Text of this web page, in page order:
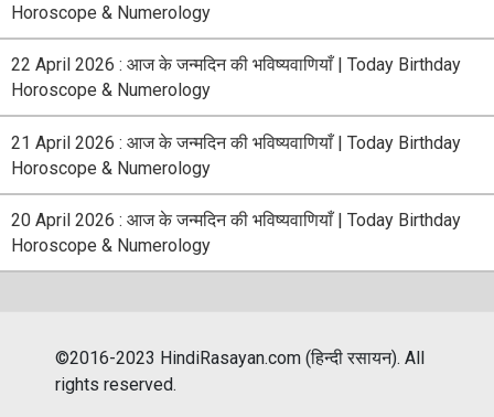
Horoscope & Numerology
22 April 2026 : आज के जन्मदिन की भविष्यवाणियाँ | Today Birthday
Horoscope & Numerology
21 April 2026 : आज के जन्मदिन की भविष्यवाणियाँ | Today Birthday
Horoscope & Numerology
20 April 2026 : आज के जन्मदिन की भविष्यवाणियाँ | Today Birthday
Horoscope & Numerology
©2016-2023 HindiRasayan.com (हिन्दी रसायन). All
rights reserved.